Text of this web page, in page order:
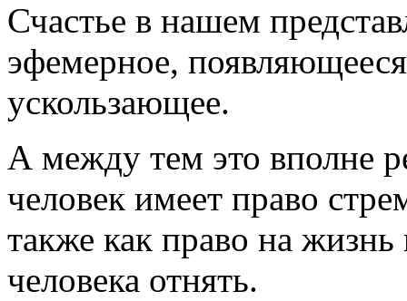
Счастье в нашем
эфемерное,
ускользающее.
А между тем это вполне
человек имеет право
также как право на
человека отнять.